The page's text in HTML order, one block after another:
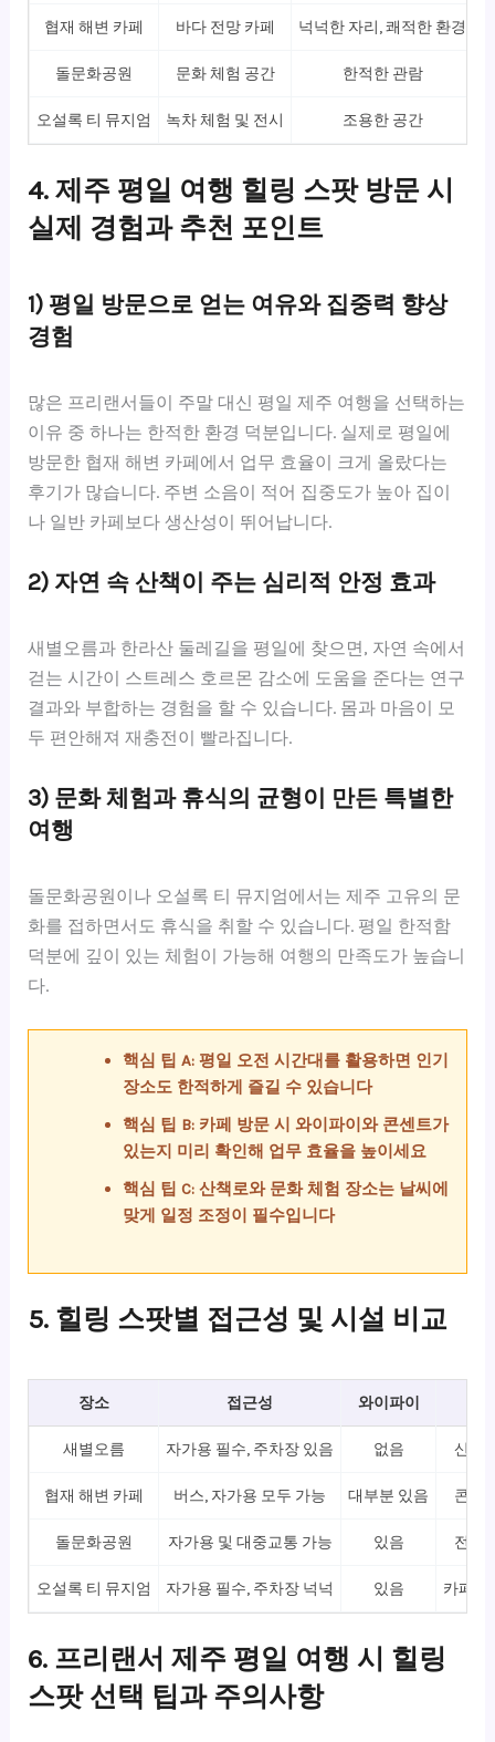
협재 해변 카페 바다 전망 카페 넉넉한 자리, 쾌적한 환경
돌문화공원 문화 체험 공간 한적한 관람
오설록 티 뮤지엄 녹차 체험 및 전시 조용한 공간
4. 제주 평일 여행 힐링 스팟 방문 시
실제 경험과 추천 포인트
1) 평일 방문으로 얻는 여유와 집중력 향상
경험
많은 프리랜서들이 주말 대신 평일 제주 여행을 선택하는
이유 중 하나는 한적한 환경 덕분입니다. 실제로 평일에
방문한 협재 해변 카페에서 업무 효율이 크게 올랐다는
후기가 많습니다. 주변 소음이 적어 집중도가 높아 집이
나 일반 카페보다 생산성이 뛰어납니다.
2) 자연 속 산책이 주는 심리적 안정 효과
새별오름과 한라산 둘레길을 평일에 찾으면, 자연 속에서
걷는 시간이 스트레스 호르몬 감소에 도움을 준다는 연구
결과와 부합하는 경험을 할 수 있습니다. 몸과 마음이 모
두 편안해져 재충전이 빨라집니다.
3) 문화 체험과 휴식의 균형이 만든 특별한
여행
돌문화공원이나 오설록 티 뮤지엄에서는 제주 고유의 문
화를 접하면서도 휴식을 취할 수 있습니다. 평일 한적함
덕분에 깊이 있는 체험이 가능해 여행의 만족도가 높습니
다.
핵심 팁 A: 평일 오전 시간대를 활용하면 인기
장소도 한적하게 즐길 수 있습니다
핵심 팁 B: 카페 방문 시 와이파이와 콘센트가
있는지 미리 확인해 업무 효율을 높이세요
핵심 팁 C: 산책로와 문화 체험 장소는 날씨에
맞게 일정 조정이 필수입니다
5. 힐링 스팟별 접근성 및 시설 비교
장소 접근성 와이파이
새별오름 자가용 필수, 주차장 있음 없음 산책
협재 해변 카페 버스, 자가용 모두 가능 대부분 있음 콘센
돌문화공원 자가용 및 대중교통 가능 있음 전시
오설록 티 뮤지엄 자가용 필수, 주차장 넉넉 있음 카페,
6. 프리랜서 제주 평일 여행 시 힐링
스팟 선택 팁과 주의사항